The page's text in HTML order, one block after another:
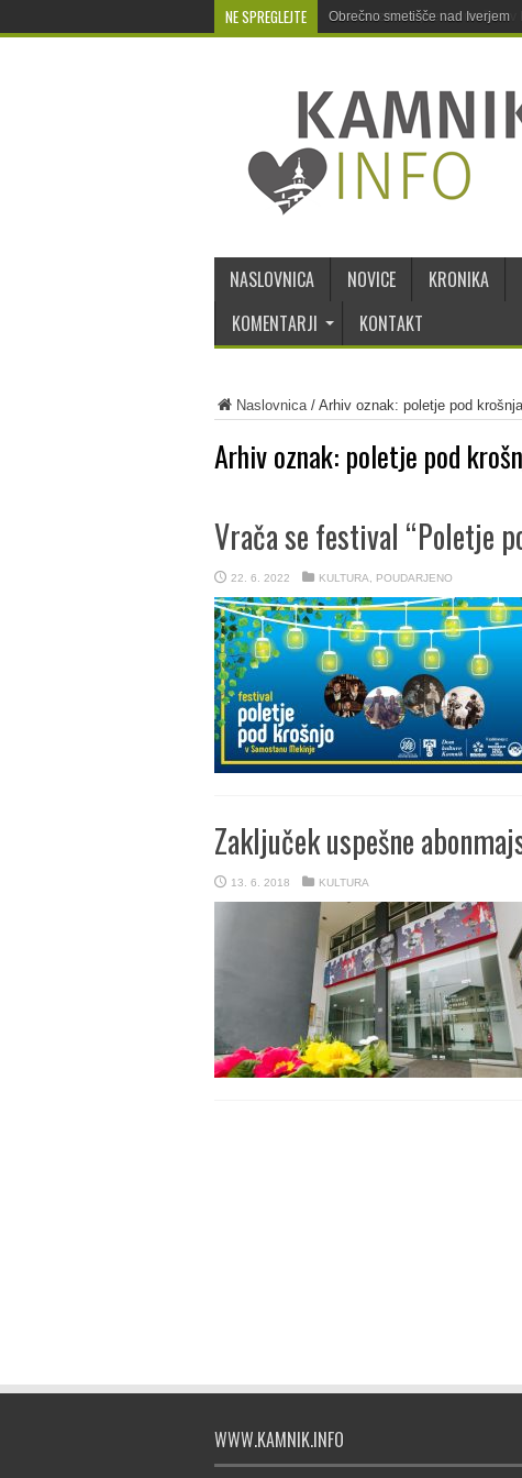
NE SPREGLEJTE Obrečno smetišče nad Iverjem
NASLOVNICA NOVICE KRONIKA
KOMENTARJI
KONTAKT
Naslovnica/ Arhiv oznak: poletje pod
Arhiv oznak: poletje pod
Vrača se festival “Poletje
22. 6. 2022 KULTURA POUDARJENO
Zaključek uspešne
13. 6. 2018 KULTURA
WWW.KAMNIK.INFO